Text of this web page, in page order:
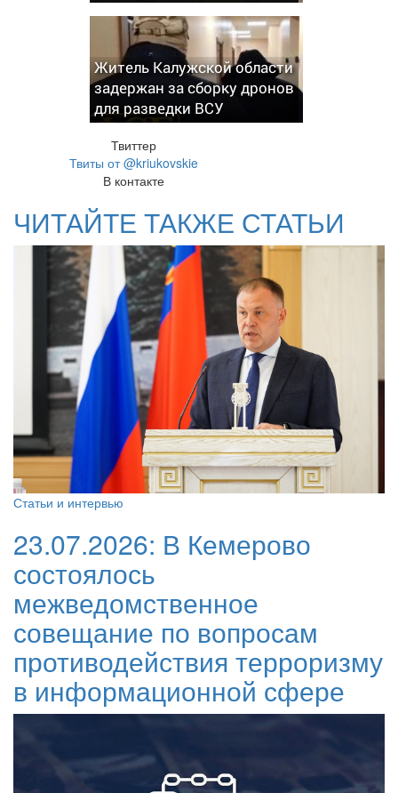
Житель Калужской области
задержан за сборку дронов
для разведки ВСУ
Твиттер
Твиты от @kriukovskie
В контакте
ЧИТАЙТЕ ТАКЖЕ СТАТЬИ
Статьи и интервью
23.07.2026: В Кемерово
состоялось
межведомственное
совещание по вопросам
противодействия терроризму
в информационной сфере